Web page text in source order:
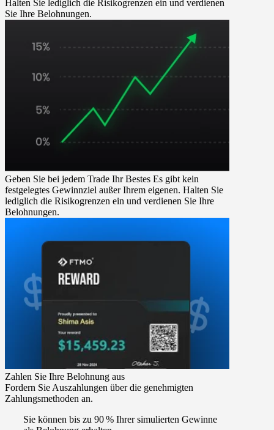
Halten Sie lediglich die Risikogrenzen ein und verdienen
Sie Ihre Belohnungen.
Geben Sie bei jedem Trade Ihr Bestes Es gibt kein
festgelegtes Gewinnziel außer Ihrem eigenen. Halten Sie
lediglich die Risikogrenzen ein und verdienen Sie Ihre
Belohnungen.
Zahlen Sie Ihre Belohnung aus
Fordern Sie Auszahlungen über die genehmigten
Zahlungsmethoden an.
Sie können bis zu 90 % Ihrer simulierten Gewinne